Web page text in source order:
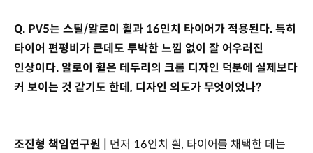
Q. PV5는 스틸/알로이 휠과 16인치 타이어가 적용된다. 특히
타이어 편평비가 큰데도 투박한 느낌 없이 잘 어우러진
인상이다. 알로이 휠은 테두리의 크롬 디자인 덕분에 실제보다
커 보이는 것 같기도 한데, 디자인 의도가 무엇이었나?
조진형 책임연구원 | 먼저 16인치 휠, 타이어를 채택한 데는